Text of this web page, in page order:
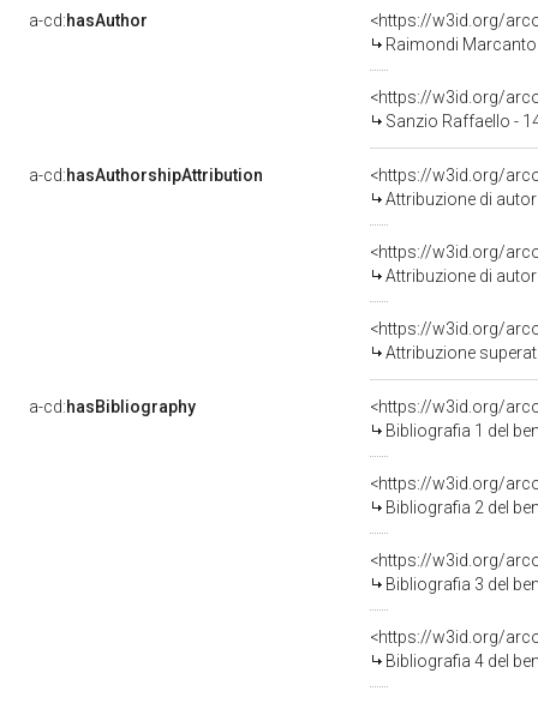
a-cd:hasAuthor
<https://w3id.org/
Raimondi
<https://w3id.org/
Sanzio Raffaello -
a-cd:hasAuthorshipAttribution
<https://w3id.org/
Attribuzione di
<https://w3id.org/
Attribuzione di
<https://w3id.org/
Attribuzione
a-cd:hasBibliography
<https://w3id.org/
Bibliografia 1 del
<https://w3id.org/
Bibliografia 2 del
<https://w3id.org/
Bibliografia 3 del
<https://w3id.org/
Bibliografia 4 del